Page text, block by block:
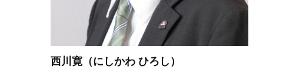
西川寛（にしかわ ひろし）